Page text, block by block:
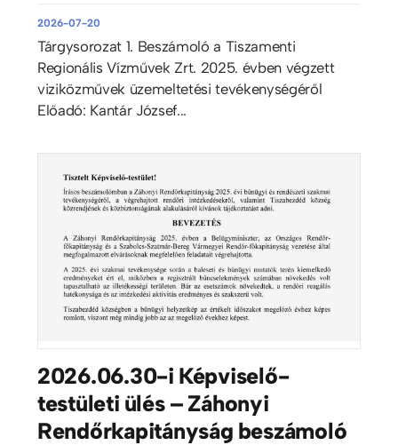
2026-07-20
Tárgysorozat 1. Beszámoló a Tiszamenti
Regionális Vízművek Zrt. 2025. évben végzett
viziközművek üzemeltetési tevékenységéről
Előadó: Kantár József...
2026.06.30-i Képviselő-
testületi ülés – Záhonyi
Rendőrkapitányság beszámoló